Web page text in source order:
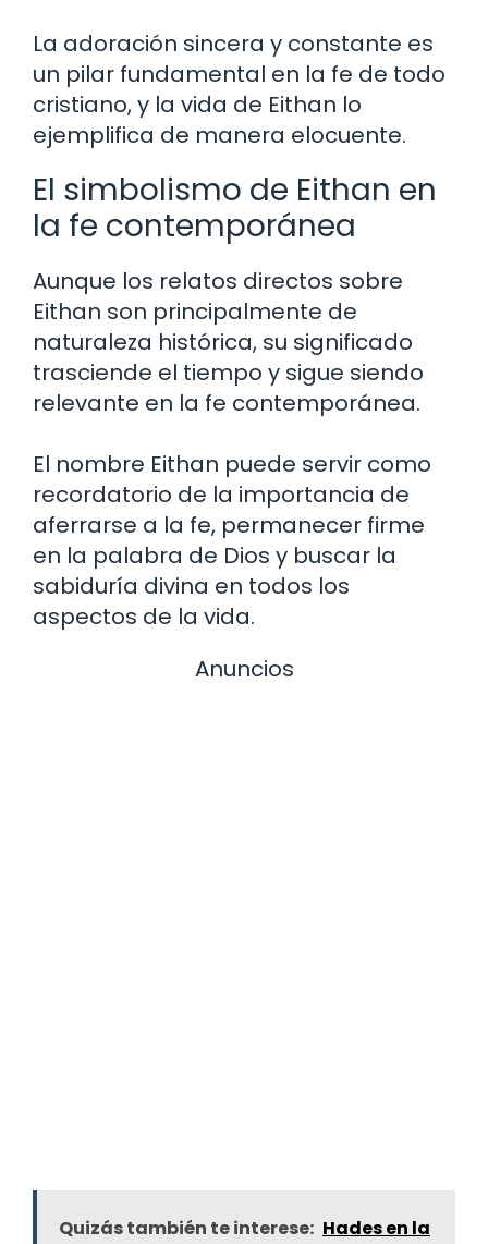
La adoración sincera y constante es
un pilar fundamental en la fe de todo
cristiano, y la vida de Eithan lo
ejemplifica de manera elocuente.
El simbolismo de Eithan en
la fe contemporánea
Aunque los relatos directos sobre
Eithan son principalmente de
naturaleza histórica, su significado
trasciende el tiempo y sigue siendo
relevante en la fe contemporánea.
El nombre Eithan puede servir como
recordatorio de la importancia de
aferrarse a la fe, permanecer firme
en la palabra de Dios y buscar la
sabiduría divina en todos los
aspectos de la vida.
Anuncios
Quizás también te interese: Hades en la